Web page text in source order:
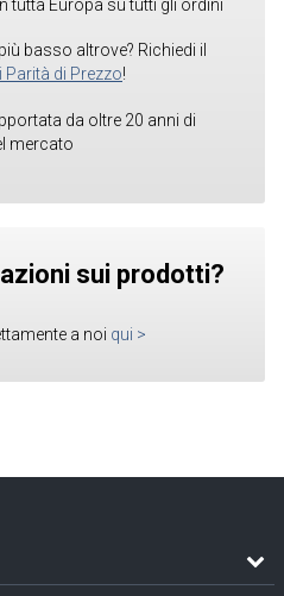
tutta Europa su tutti gli ordini
basso altrove? Richiedi il
di Prezzo!
da oltre 20 anni di
mercato
sui prodotti?
a noi qui >